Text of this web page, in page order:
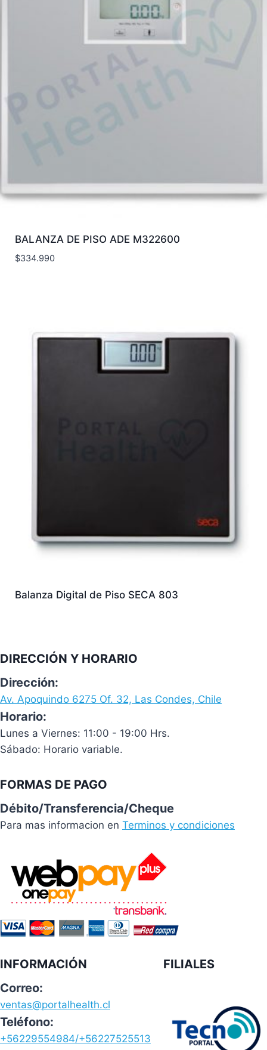
BALANZA DE PISO ADE M322600
$334.990
Balanza Digital de Piso SECA 803
DIRECCIÓN Y HORARIO
Dirección:
Av. Apoquindo 6275 Of. 32, Las Condes, Chile
Horario:
Lunes a Viernes: 11:00 - 19:00 Hrs.
Sábado: Horario variable.
FORMAS DE PAGO
Débito/Transferencia/Cheque
Para mas informacion en Terminos y condiciones
INFORMACIÓN
Correo:
ventas@portalhealth.cl
Teléfono:
+56229554984/+56227525513
FILIALES